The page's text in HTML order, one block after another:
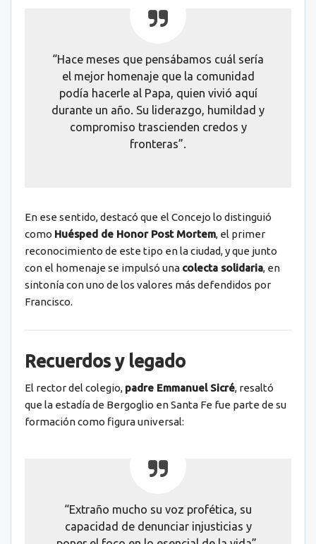
“Hace meses que pensábamos cuál sería
el mejor homenaje que la comunidad
podía hacerle al Papa, quien vivió aquí
durante un año. Su liderazgo, humildad y
compromiso trascienden credos y
fronteras”.
En ese sentido, destacó que el Concejo lo distinguió
como Huésped de Honor Post Mortem, el primer
reconocimiento de este tipo en la ciudad, y que junto
con el homenaje se impulsó una colecta solidaria, en
sintonía con uno de los valores más defendidos por
Francisco.
Recuerdos y legado
El rector del colegio, padre Emmanuel Sicré, resaltó
que la estadía de Bergoglio en Santa Fe fue parte de su
formación como figura universal:
“Extraño mucho su voz profética, su
capacidad de denunciar injusticias y